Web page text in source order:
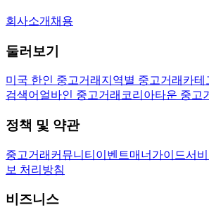
회사소개 채용
둘러보기
미국 한인 중고거래 지역별 중고거래 카테
검색어 얼바인 중고거래 코리아타운 중고
정책 및 약관
중고거래 커뮤니티 이벤트매너가이드서
보 처리방침
비즈니스